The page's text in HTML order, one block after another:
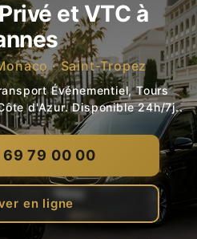
et VTC à
· Saint-Tropez
Événementiel, Tours
d'Azur. Disponible 24h/7j..
69 79 00 00
en ligne